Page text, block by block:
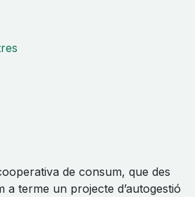
de consum, que des
a terme un projecte d’autogestió